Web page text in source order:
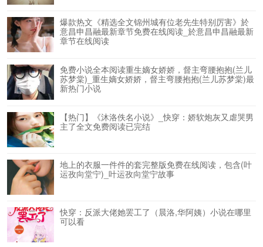
爆款热文《精选全文锦州城有位老先生特别厉害》於
意昌申昌融最新章节免费在线阅读_於意昌申昌融最新
章节在线阅读
免费小说全本阅读重生嫡女娇娇，督主弯腰抱抱(兰儿
苏梦棠)_重生嫡女娇娇，督主弯腰抱抱(兰儿苏梦棠)最
新热门小说
【热门】《沐洛佚名小说》_快穿：娇软炮灰又虐哭男
主了全文免费阅读已完结
地上的衣服一件件的套完整版免费在线阅读，包含(叶
运孜向堂宁)_叶运孜向堂宁故事
快穿：反派大佬她罢工了（晨洛,华阿姨）小说在哪里
可以看